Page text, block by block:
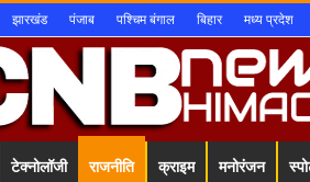
झारखंड पंजाब पश्चिम बंगाल बिहार मध्य प्रदेश
टेक्नोलॉजी राजनीति क्राइम मनोरंजन